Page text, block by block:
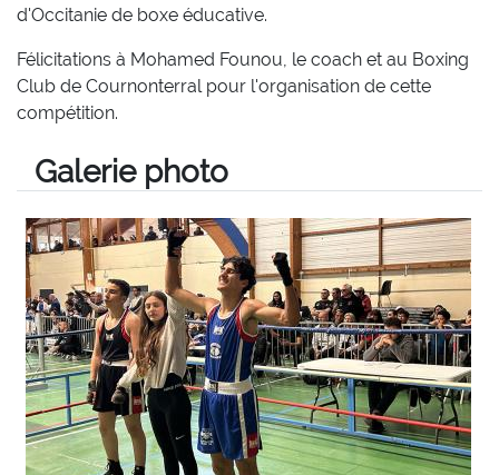
d'Occitanie de boxe éducative.
Félicitations à Mohamed Founou, le coach et au Boxing
Club de Cournonterral pour l'organisation de cette
compétition.
Galerie photo